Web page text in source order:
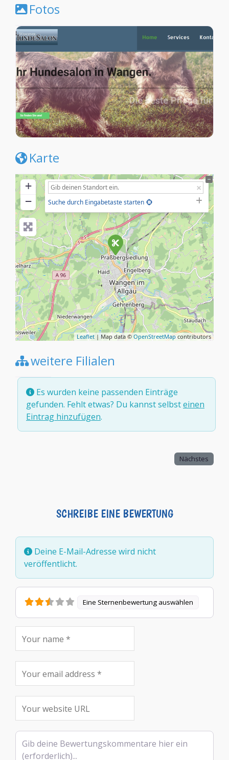
Fotos
Karte
+
−
Suche durch Eingabetaste starten
Leaflet | Map data © OpenStreetMapcontributors
weitere Filialen
Es wurden keine passenden Einträge
gefunden. Fehlt etwas? Du kannst selbsteinen
Eintrag hinzufügen.
Nächstes
SCHREIBE EINE BEWERTUNG
Deine E-Mail-Adresse wird nicht
veröffentlicht.
Eine Sternenbewertung auswählen
Rezensionstext